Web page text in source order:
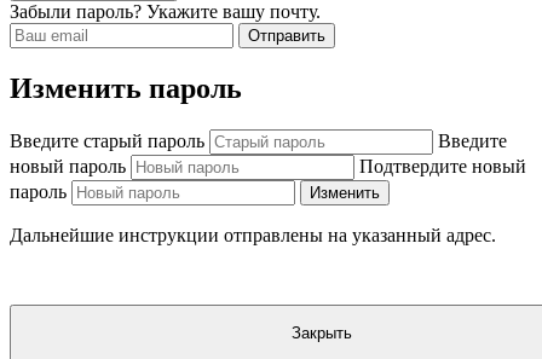
Забыли пароль? Укажите вашу почту.
Отправить
Изменить пароль
Введите старый пароль
Введите
новый пароль
Подтвердите новый
пароль
Изменить
Дальнейшие инструкции отправлены на указанный адрес.
Закрыть